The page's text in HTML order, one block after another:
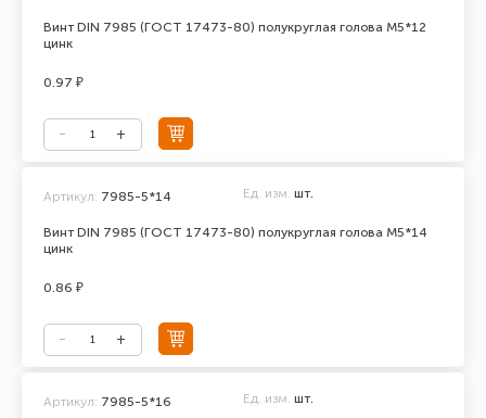
Винт DIN 7985 (ГОСТ 17473-80) полукруглая голова М5*12
цинк
0.97 ₽
Винт DIN 7985 (ГОСТ 17473-80) полукруглая голова М5*14
цинк
Артикул: 7985-5*14 Ед. изм. шт.
0.86 ₽
Артикул: 7985-5*16 Ед. изм. шт.